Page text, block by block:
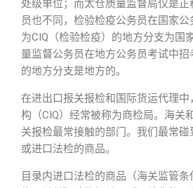
处级单位；而太仓质量监督局仅是
员也不同，检验检疫公务员在国家
为CIQ（检验检疫）的地方分支为国
量监督公务员在地方公务员考试中
的地方分支是地方的。
在进出口报关报检和国际货运代理
构（CIQ）经常被称为商检局。海关
关报检最常接触的部门。我们最常
或进口法检的商品。
目录内进口法检的商品（海关监管